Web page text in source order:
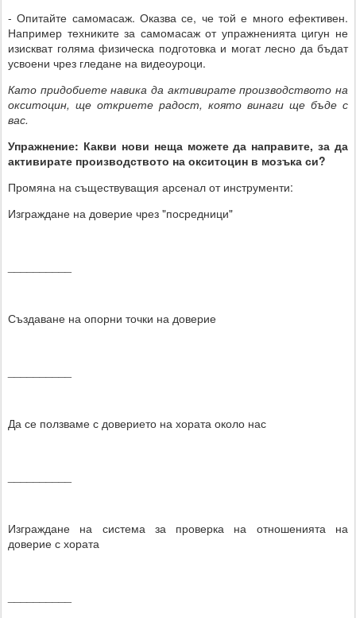
- Опитайте самомасаж. Оказва се, че той е много ефективен.
Например техниките за самомасаж от упражненията цигун не
изискват голяма физическа подготовка и могат лесно да бъдат
усвоени чрез гледане на видеоуроци.
Като придобиете навика да активирате производството на
окситоцин, ще откриете радост, която винаги ще бъде с
вас.
Упражнение: Какви нови неща можете да направите, за да
активирате производството на окситоцин в мозъка си?
Промяна на съществуващия арсенал от инструменти:
Изграждане на доверие чрез "посредници"
Създаване на опорни точки на доверие
Да се ползваме с доверието на хората около нас
Изграждане на система за проверка на отношенията на
доверие с хората